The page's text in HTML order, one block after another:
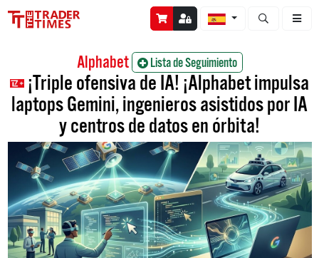
Abrir
Alphabet Lista de Seguimiento
¡Triple ofensiva de IA! ¡Alphabet impulsa
laptops Gemini, ingenieros asistidos por IA
y centros de datos en órbita!